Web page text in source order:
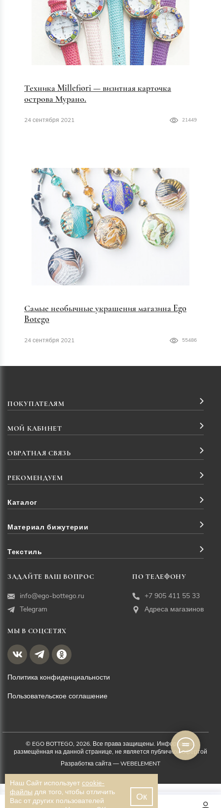
11 000 ₽
Техника Millefiori — визитная карточка
острова Мурано.
24 сентября 2021 21449
Самые необычные украшения магазина Ego
Botego
24 сентября 2021 55486
ПОКУПАТЕЛЯМ
МОЙ КАБИНЕТ
ОБРАТНАЯ СВЯЗЬ
РЕКОМЕНДУЕМ
Каталог
Материал бижутерии
Текстиль
ЗАДАЙТЕ ВАШ ВОПРОС
info@ego-bottego.ru
Telegram
ПО ТЕЛЕФОНУ
+7 905 411 55 33
Адреса магазинов
МЫ В СОЦСЕТЯХ
Политика конфиденциальности
Пользовательское соглашение
© EGO BOTTEGO, 2026. Все права защищены. Информация,
размещённая на данной странице, не является публичной офертой
Разработка сайта —WEBELEMENT
Наш Сайт использует cookie-
файлы для того, чтобы отличить
Вас от других пользователей
Ок